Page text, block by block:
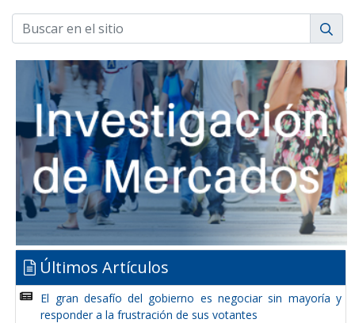
Últimos Artículos
El gran desafío del gobierno es negociar sin mayoría y
responder a la frustración de sus votantes